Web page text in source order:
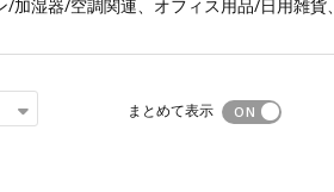
/加湿器/空調関連、 オフィス用品/日用雑貨、
まとめて表示